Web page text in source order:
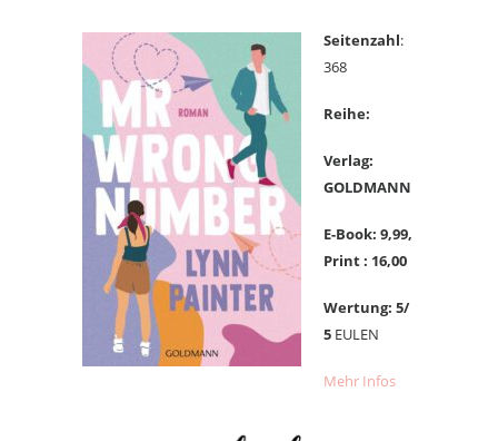
Seitenzahl:
368
Reihe:
Verlag:
GOLDMANN
E-Book: 9,99,
Print : 16,00
Wertung: 5/
5 EULEN
Mehr Infos